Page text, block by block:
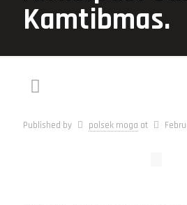
Kamtibmas.
Published by polsek moga at